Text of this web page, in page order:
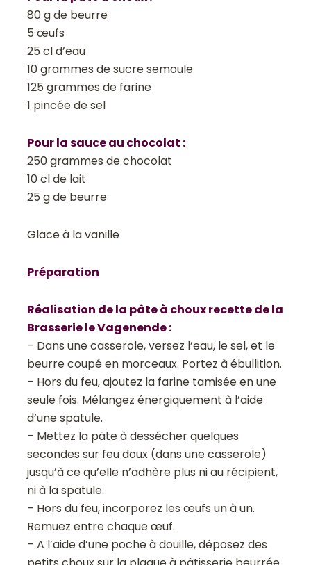
80 g de beurre
5 œufs
25 cl d’eau
10 grammes de sucre semoule
125 grammes de farine
1 pincée de sel
Pour la sauce au chocolat :
250 grammes de chocolat
10 cl de lait
25 g de beurre
Glace à la vanille
Préparation
Réalisation de la pâte à choux recette de la
Brasserie le Vagenende :
– Dans une casserole, versez l’eau, le sel, et le
beurre coupé en morceaux. Portez à ébullition.
– Hors du feu, ajoutez la farine tamisée en une
seule fois. Mélangez énergiquement à l’aide
d’une spatule.
– Mettez la pâte à dessécher quelques
secondes sur feu doux (dans une casserole)
jusqu’à ce qu’elle n’adhère plus ni au récipient,
ni à la spatule.
– Hors du feu, incorporez les œufs un à un.
Remuez entre chaque œuf.
– A l’aide d’une poche à douille, déposez des